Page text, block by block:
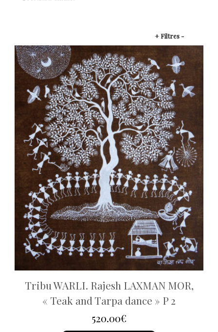
+ Filtres -
Tribu WARLI. Rajesh LAXMAN MOR,
« Teak and Tarpa dance » P 2
520.00€